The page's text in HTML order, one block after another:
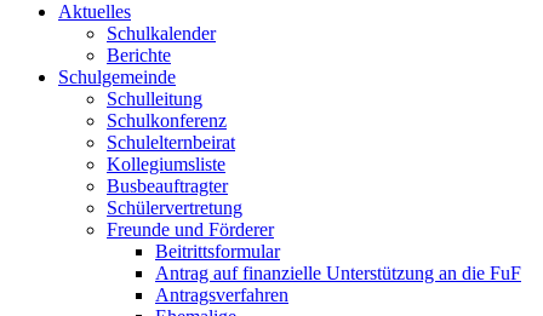
Aktuelles
Schulkalender
Berichte
Schulgemeinde
Schulleitung
Schulkonferenz
Schulelternbeirat
Kollegiumsliste
Busbeauftragter
Schülervertretung
Freunde und Förderer
Beitrittsformular
Antrag auf finanzielle Unterstützung an die FuF
Antragsverfahren